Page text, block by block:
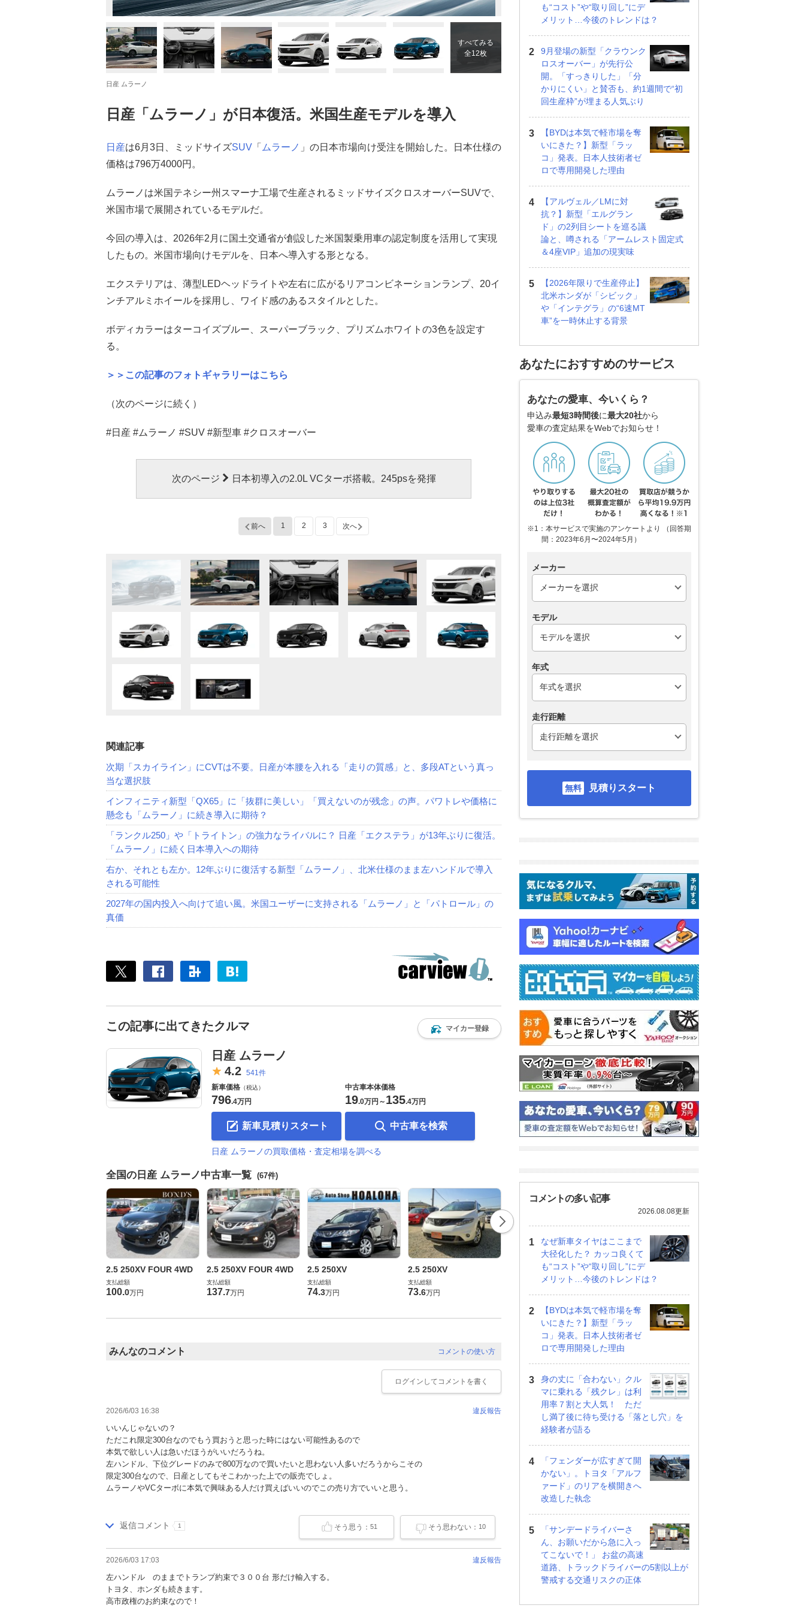
すべてみる
全12枚
日産 ムラーノ
日産「ムラーノ」が日本復活。米国生産モデルを導入
日産は6月3日、ミッドサイズSUV 「 ムラーノ 」の日本市場向け受注を開始した。日本仕様の
価格は796万4000円。
ムラーノは米国テネシー州スマーナ工場で生産されるミッドサイズクロスオーバーSUVで、
米国市場で展開されているモデルだ。
今回の導入は、2026年2月に国土交通省が創設した米国製乗用車の認定制度を活用して実現
したもの。米国市場向けモデルを、日本へ導入する形となる。
エクステリアは、薄型LEDヘッドライトや左右に広がるリアコンビネーションランプ、20イ
ンチアルミホイールを採用し、ワイド感のあるスタイルとした。
ボディカラーはターコイズブルー、スーパーブラック、プリズムホワイトの3色を設定す
る。
＞＞この記事のフォトギャラリーはこちら
（次のページに続く）
#日産 #ムラーノ #SUV #新型車 #クロスオーバー
次のページ 日本初導入の2.0L VCターボ搭載。245psを発揮
前へ 1 2 3 次へ
関連記事
次期「スカイライン」にCVTは不要。日産が本腰を入れる「走りの質感」と、多段ATという真っ
当な選択肢
インフィニティ新型「QX65」に「抜群に美しい」「買えないのが残念」の声。パワトレや価格に
懸念も「ムラーノ」に続き導入に期待？
「ランクル250」や「トライトン」の強力なライバルに？ 日産「エクステラ」が13年ぶりに復活。
「ムラーノ」に続く日本導入への期待
右か、それとも左か。12年ぶりに復活する新型「ムラーノ」、北米仕様のまま左ハンドルで導入
される可能性
2027年の国内投入へ向けて追い風。米国ユーザーに支持される「ムラーノ」と「パトロール」の
真価
この記事に出てきたクルマ マイカー登録
日産 ムラーノ
4.2 541件
新車価格 （税込）
796.4万円
新車見積りスタート
中古車本体価格
19.0万円 ～ 135.4万円
中古車を検索
日産 ムラーノの買取価格・査定相場を調べる
全国の日産 ムラーノ中古車一覧 (67件)
2.5 250XV FOUR 4WD
支払総額
100.0万円
2.5 250XV FOUR 4WD
支払総額
137.7万円
2.5 250XV
支払総額
74.3万円
2.5 250XV
支払総額
73.6万円
2.5 250XL 2.5 250XV FOUR 4WD
支払総額
コメントの使い方
みんなのコメント
ログイン してコメントを書く
2026/6/03 16:38 違反報告
いいんじゃないの？
ただこれ限定300台なのでもう買おうと思った時にはない可能性あるので
本気で欲しい人は急いだほうがいいだろうね。
左ハンドル、下位グレードのみで800万なので買いたいと思わない人多いだろうからこその
限定300台なので、日産としてもそこわかった上での販売でしょ。
ムラーノやVCターボに本気で興味ある人だけ買えばいいのでこの売り方でいいと思う。
返信コメント 1 そう思わない： 10
そう思う： 51
2026/6/03 17:03 違反報告
左ハンドル のままでトランプ約束で３００台 形だけ輸入する。
トヨタ、ホンダも続きます。
高市政権のお約束なので！
も“コスト”や“取り回し”にデ
メリット…今後のトレンドは？
9月登場の新型「クラウンク
ロスオーバー」が先行公
開。「すっきりした」「分
かりにくい」と賛否も、約1週間で“初
回生産枠”が埋まる人気ぶり
【BYDは本気で軽市場を奪
いにきた？】新型「ラッ
コ」発表。日本人技術者ゼ
ロで専用開発した理由
【アルヴェル／LMに対
抗？】新型「エルグラン
ド」の2列目シートを巡る議
論と、噂される「アームレスト固定式
＆4座VIP」追加の現実味
【2026年限りで生産停止】
北米ホンダが「シビック」
や「インテグラ」の“6速MT
車”を一時休止する背景
あなたにおすすめのサービス
あなたの愛車、今いくら？
申込み最短3時間後に最大20社から
愛車の査定結果をWebでお知らせ！
※1：本サービスで実施のアンケートより （回答期
間：2023年6月〜2024年5月）
メーカー
モデル
年式
走行距離
見積りスタート
コメントの多い記事
2026.08.08更新
なぜ新車タイヤはここまで
大径化した？ カッコ良くて
も“コスト”や“取り回し”にデ
メリット…今後のトレンドは？
【BYDは本気で軽市場を奪
いにきた？】新型「ラッ
コ」発表。日本人技術者ゼ
ロで専用開発した理由
身の丈に「合わない」クル
マに乗れる「残クレ」は利
用率７割と大人気！ ただ
し満了後に待ち受ける「落とし穴」を
経験者が語る
「フェンダーが広すぎて開
かない」。トヨタ「アルフ
ァード」のリアを横開きへ
改造した執念
「サンデードライバーさ
ん、お願いだから急に入っ
てこないで！」 お盆の高速
道路、トラックドライバーの5割以上が
警戒する交通リスクの正体